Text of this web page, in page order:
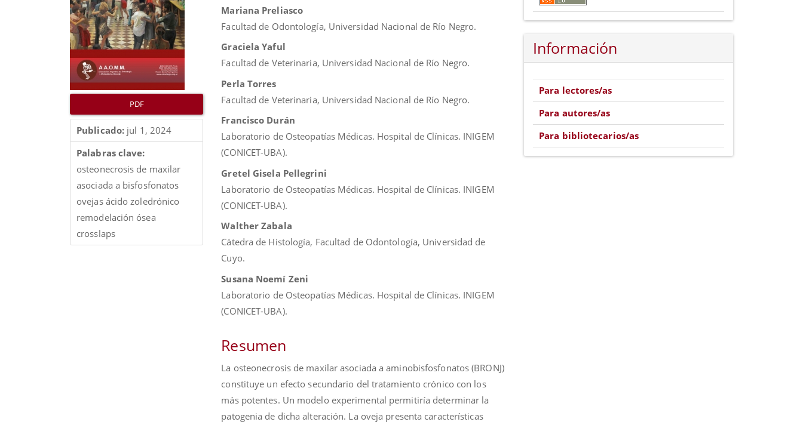
PDF
Publicado: jul 1, 2024
Palabras clave:
osteonecrosis de maxilar
asociada a bisfosfonatos
ovejas ácido zoledrónico
remodelación ósea
crosslaps
Mariana Preliasco
Facultad de Odontología, Universidad Nacional de Río Negro.
Graciela Yaful
Facultad de Veterinaria, Universidad Nacional de Río Negro.
Perla Torres
Facultad de Veterinaria, Universidad Nacional de Río Negro.
Francisco Durán
Laboratorio de Osteopatías Médicas. Hospital de Clínicas. INIGEM
(CONICET-UBA).
Gretel Gisela Pellegrini
Laboratorio de Osteopatías Médicas. Hospital de Clínicas. INIGEM
(CONICET-UBA).
Walther Zabala
Cátedra de Histología, Facultad de Odontología, Universidad de
Cuyo.
Susana Noemí Zeni
Laboratorio de Osteopatías Médicas. Hospital de Clínicas. INIGEM
(CONICET-UBA).
Resumen
La osteonecrosis de maxilar asociada a aminobisfosfonatos (BRONJ)
constituye un efecto secundario del tratamiento crónico con los
más potentes. Un modelo experimental permitiría determinar la
patogenia de dicha alteración. La oveja presenta características
Información
Para lectores/as
Para autores/as
Para bibliotecarios/as